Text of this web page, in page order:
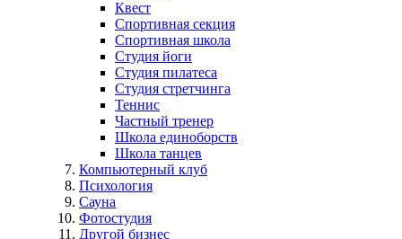
Квест
Спортивная секция
Спортивная школа
Студия йоги
Студия пилатеса
Студия стретчинга
Теннис
Частный тренер
Школа единоборств
Школа танцев
Компьютерный клуб
Психология
Сауна
Фотостудия
Другой бизнес